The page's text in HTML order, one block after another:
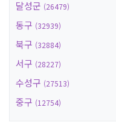
달성군 (26479)
동구 (32939)
북구 (32884)
서구 (28227)
수성구 (27513)
중구 (12754)